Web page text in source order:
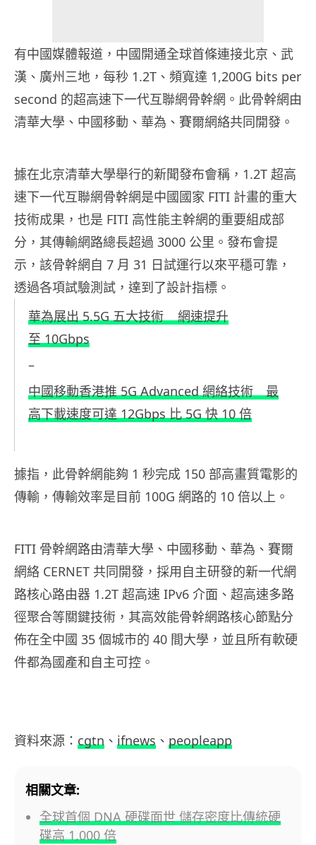
有中國媒體報道，中國開通全球首條連接北京、武
漢、廣州三地，每秒 1.2T、頻寬達 1,200G bits per
second 的超高速下一代互聯網骨幹網。此骨幹網由
清華大學、中國移動、華為、賽爾網絡共同開發。
據在北京清華大學舉行的新聞發布會稱，1.2T 超高
速下一代互聯網骨幹網是中國國家 FITI 計畫的重大
技術成果，也是 FITI 高性能主幹網的重要組成部
分，其傳輸網路總長超過 3000 公里。發布會提
示，該骨幹網自 7 月 31 日試運行以來平穩可靠，
透過各項試驗測試，達到了設計指標。
華為展出 5.5G 五大技術 網速提升
至 10Gbps
–
中國移動香港推 5G Advanced 網絡技術 最
高下載速度可達 12Gbps 比 5G 快 10 倍
據指，此骨幹網能夠 1 秒完成 150 部高畫質電影的
傳輸，傳輸效率是目前 100G 網路的 10 倍以上。
FITI 骨幹網路由清華大學、中國移動、華為、賽爾
網絡 CERNET 共同開發，採用自主研發的新一代網
路核心路由器 1.2T 超高速 IPv6 介面、超高速多路
徑聚合等關鍵技術，其高效能骨幹網路核心節點分
佈在全中國 35 個城市的 40 間大學，並且所有軟硬
件都為國產和自主可控。
資料來源： cgtn 、 ifnews 、 peopleapp
相關文章:
全球首個 DNA 硬碟面世 儲存密度比傳統硬
碟高 1,000 倍